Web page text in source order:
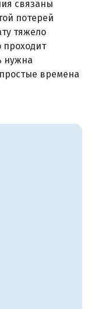
связаны
потерей
тяжело
нужна
времена